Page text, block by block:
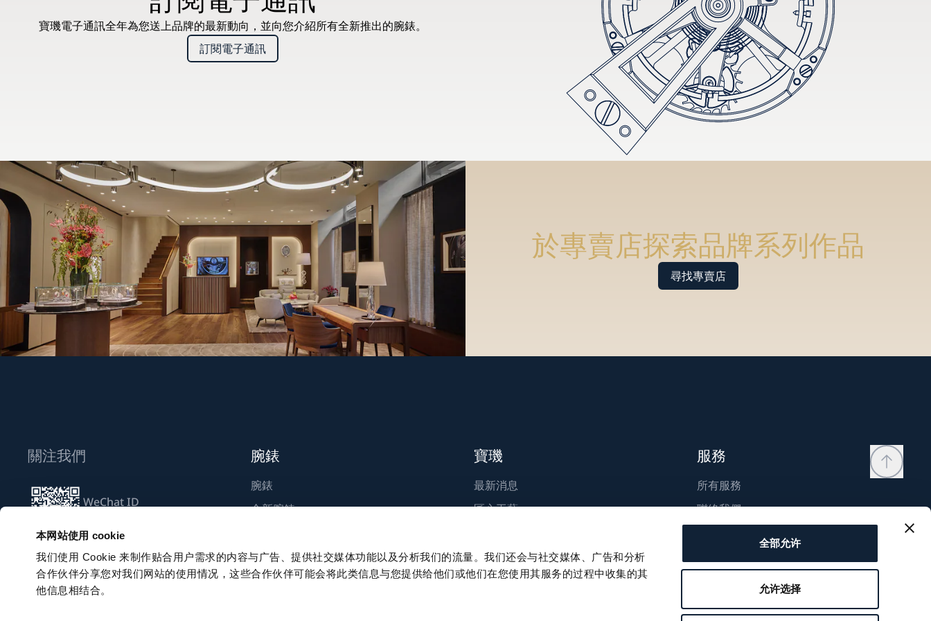
本网站使用 cookie
我们使用 Cookie 来制作贴合用户需求的内容与广告、提供社交媒体功能以及分析我们的流量。我们还会与社交媒体、广告和分析
合作伙伴分享您对我们网站的使用情况，这些合作伙伴可能会将此类信息与您提供给他们或他们在您使用其服务的过程中收集的其
他信息相结合。
全部允许
允许选择
寶璣電子通訊全年為您送上品牌的最新動向，並向您介紹所有全新推出的腕錶。
訂閱電子通訊
於專賣店探索品牌系列作品
尋找專賣店
關注我們
WeChat ID
訂閱電子通訊
腕錶
腕錶
全新腕錶
寶璣
最新消息
匠心工藝
永續發展
職涯發展
服務
所有服務
聯絡我們